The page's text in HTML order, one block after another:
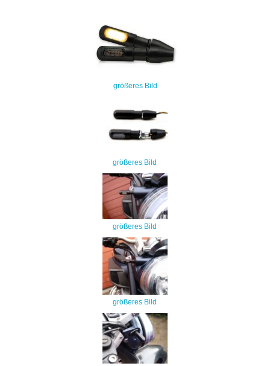
größeres Bild
größeres Bild
größeres Bild
größeres Bild